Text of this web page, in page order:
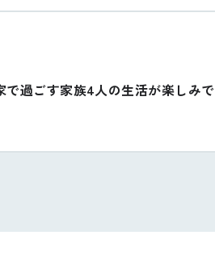
過ごす家族4人の生活が楽しみで